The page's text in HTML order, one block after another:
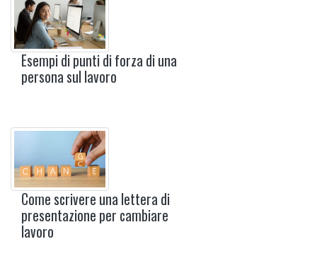
Esempi di punti di forza di una
persona sul lavoro
Come scrivere una lettera di
presentazione per cambiare
lavoro